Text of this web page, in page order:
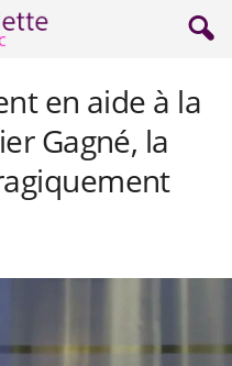
en aide à la
Gagné, la